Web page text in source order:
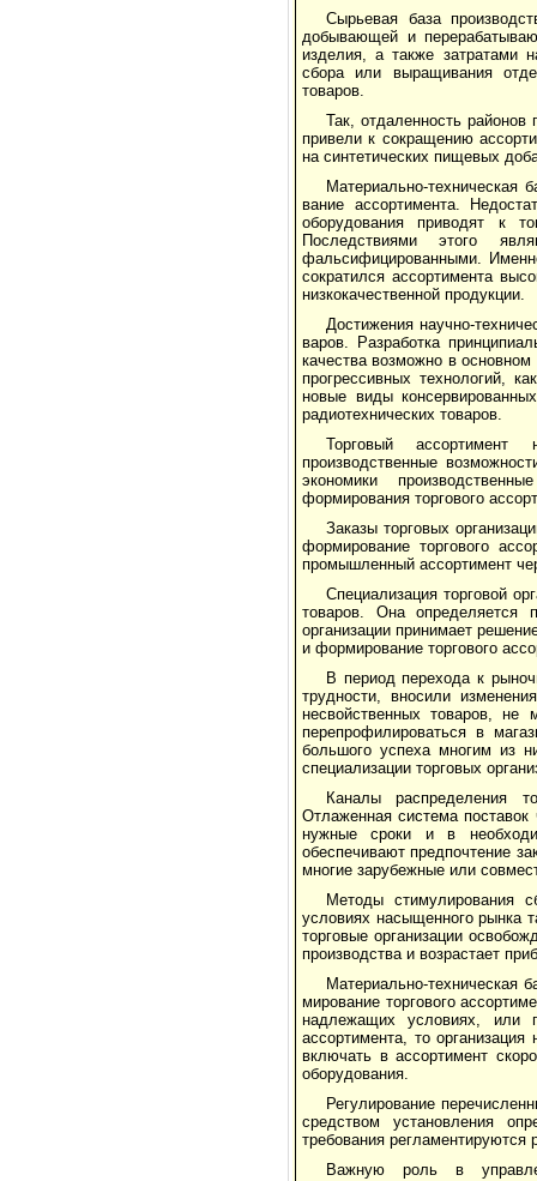
Сырьевая база
добы­вающей и
изделия, а также затратами
сбора или выращи­вания
товаров.
Так, отдаленность районов
при­вели к сокращению
на син­тетических пищевых
Материально-техническая
вание ассортимента.
обору­дования приводят к
Последствиями этого
фальсифицированными.
сократился ассортимента
низкокачественной продукции.
Достижения научно-
варов. Разработка
качест­ва возможно в основном
прогрес­сивных технологий,
новые виды
радиотехнических товаров.
Торговый ассортимент
производственные
экономики
формирования торгового
Заказы торговых
фор­мирование торгового
промыш­ленный ассортимент
Специализация торговой
товаров. Она определяется
организа­ции принимает
и форми­рование торгового
В период перехода к
труд­ности, вносили
несвойствен­ных товаров, не
перепрофилировать­ся в
большого успеха многим из
специализации торговых
Каналы распределения
Отлаженная система
нужные сроки и в
обеспечивают предпочтение
многие зарубежные или
Методы стимулирования
условиях насыщенного рынка
торговые ор­ганизации
производства и возрастает
Материально-техническая
мирование торгового
над­лежащих условиях, или
ассортимента, то
включать в ассор­тимент
оборудования.
Регулирование
средством установления
требования регламентируются
Важную роль в